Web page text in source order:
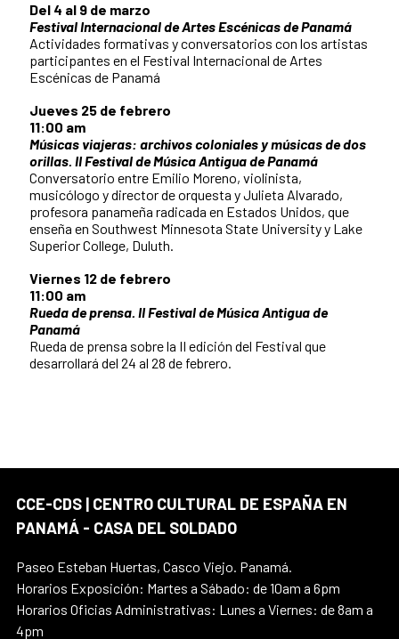
Del 4 al 9 de marzo
Festival Internacional de Artes Escénicas de Panamá
Actividades formativas y conversatorios con los artistas
participantes en el Festival Internacional de Artes
Escénicas de Panamá
Jueves 25 de febrero
11:00 am
Músicas viajeras: archivos coloniales y músicas de dos
orillas. II Festival de Música Antigua de Panamá
Conversatorio entre Emilio Moreno, violinista,
musicólogo y director de orquesta y Julieta Alvarado,
profesora panameña radicada en Estados Unidos, que
enseña en Southwest Minnesota State University y Lake
Superior College, Duluth.
Viernes 12 de febrero
11:00 am
Rueda de prensa. II Festival de Música Antigua de
Panamá
Rueda de prensa sobre la II edición del Festival que
desarrollará del 24 al 28 de febrero.
CCE-CDS | CENTRO CULTURAL DE ESPAÑA EN
PANAMÁ - CASA DEL SOLDADO
Paseo Esteban Huertas, Casco Viejo. Panamá.
Horarios Exposición: Martes a Sábado: de 10am a 6pm
Horarios Oficias Administrativas: Lunes a Viernes: de 8am a
4pm